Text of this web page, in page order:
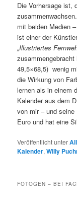
Die Vorhersage ist,
mit beiden Medien
ist einer der
„Illustriertes
49,5×68,5) wenig
die Wirkung von
lernen als in einem
Kalender aus dem
von mir – und
Euro und hat eine
Veröffentlicht unter
Kalender,Willy
FOTOGEN – BEI